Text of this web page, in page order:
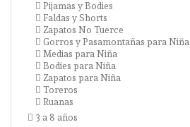
Pijamas y Bodies
Faldas y Shorts
Zapatos No Tuerce
Gorros y Pasamontañas para Niña
Medias para Niña
Bodies para Niña
Zapatos para Niña
Toreros
Ruanas
3 a 8 años